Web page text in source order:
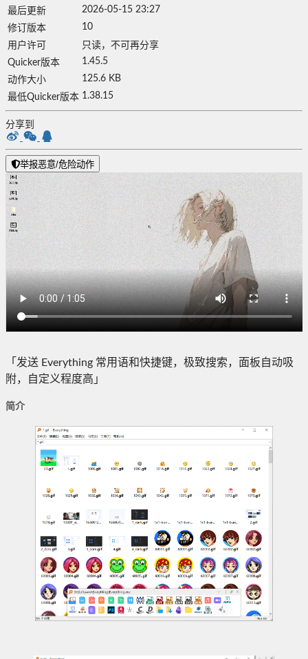
最后更新
2026-05-15 23:27
修订版本
10
用户许可
只读，不可再分享
Quicker版本
1.45.5
动作大小
125.6 KB
最低Quicker版本 1.38.15
分享到
举报恶意/危险动作
「发送 Everything 常用语和快捷键，极致搜索，面板自动吸
附，自定义程度高」
简介